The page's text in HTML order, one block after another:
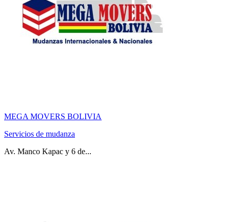
MEGA MOVERS BOLIVIA
Servicios de mudanza
Av. Manco Kapac y 6 de...